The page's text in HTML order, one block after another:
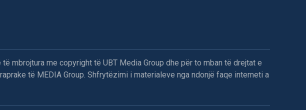
mbrojtura me copyright të UBT Media Group dhe për to mban të drejtat e
të MEDIA Group. Shfrytëzimi i materialeve nga ndonjë faqe interneti a